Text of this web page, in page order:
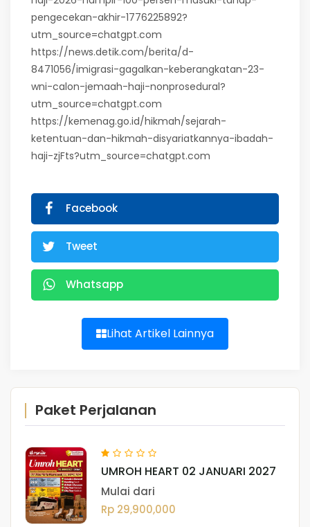
pengecekan-akhir-1776225892?
utm_source=chatgpt.com
https://news.detik.com/berita/d-
8471056/imigrasi-gagalkan-keberangkatan-23-
wni-calon-jemaah-haji-nonprosedural?
utm_source=chatgpt.com
https://kemenag.go.id/hikmah/sejarah-
ketentuan-dan-hikmah-disyariatkannya-ibadah-
haji-zjFts?utm_source=chatgpt.com
Facebook
Tweet
Whatsapp
Lihat Artikel Lainnya
Paket Perjalanan
UMROH HEART 02 JANUARI 2027
Mulai dari
Rp 29,900,000